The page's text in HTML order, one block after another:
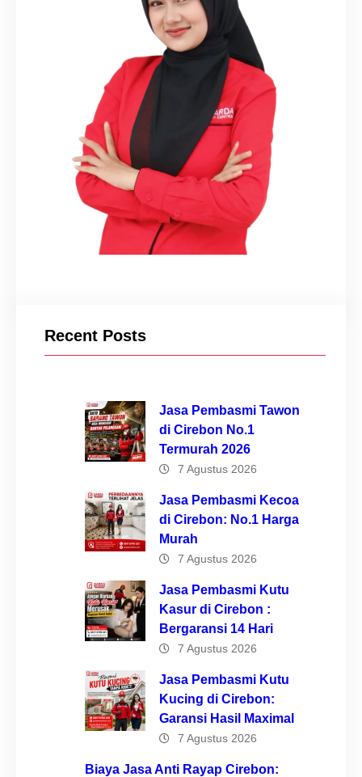
Recent Posts
Jasa Pembasmi Tawon
di Cirebon No.1
Termurah 2026
7 Agustus 2026
Jasa Pembasmi Kecoa
di Cirebon: No.1 Harga
Murah
7 Agustus 2026
Jasa Pembasmi Kutu
Kasur di Cirebon :
Bergaransi 14 Hari
7 Agustus 2026
Jasa Pembasmi Kutu
Kucing di Cirebon:
Garansi Hasil Maximal
7 Agustus 2026
Biaya Jasa Anti Rayap Cirebon: